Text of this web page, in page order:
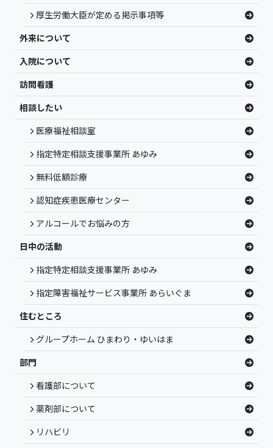
厚生労働大臣が定める掲示事項等
外来について
入院について
訪問看護
相談したい
医療福祉相談室
指定特定相談支援事業所 あゆみ
無料低額診療
認知症疾患医療センター
アルコールでお悩みの方
日中の活動
指定特定相談支援事業所 あゆみ
指定障害福祉サービス事業所 あらいぐま
住むところ
グループホーム ひまわり・ゆいはま
部門
看護部について
薬剤部について
リハビリ